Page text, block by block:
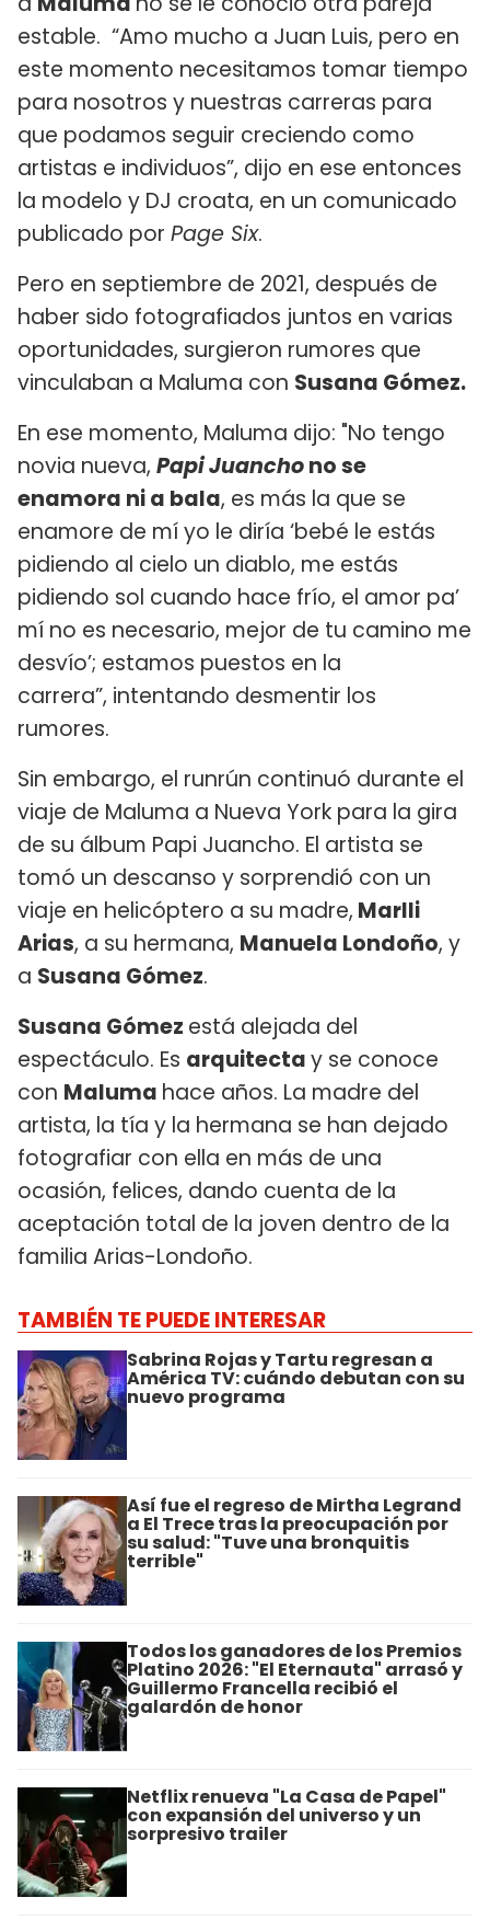
estable. “Amo mucho a Juan Luis, pero en
este momento necesitamos tomar tiempo
para nosotros y nuestras carreras para
que podamos seguir creciendo como
artistas e individuos”, dijo en ese entonces
la modelo y DJ croata, en un comunicado
publicado por Page Six.
Pero en septiembre de 2021, después de
haber sido fotografiados juntos en varias
oportunidades, surgieron rumores que
vinculaban a Maluma con Susana Gómez.
En ese momento, Maluma dijo: "No tengo
novia nueva, Papi Juanchono se
enamora ni a bala, es más la que se
enamore de mí yo le diría ‘bebé le estás
pidiendo al cielo un diablo, me estás
pidiendo sol cuando hace frío, el amor pa’
mí no es necesario, mejor de tu camino me
desvío’; estamos puestos en la
carrera”, intentando desmentir los
rumores.
Sin embargo, el runrún continuó durante el
viaje de Maluma a Nueva York para la gira
de su álbum Papi Juancho. El artista se
tomó un descanso y sorprendió con un
viaje en helicóptero a su madre, Marlli
Arias, a su hermana, Manuela Londoño, y
a Susana Gómez.
Susana Gómez está alejada del
espectáculo. Es arquitectay se conoce
con Maluma hace años. La madre del
artista, la tía y la hermana se han dejado
fotografiar con ella en más de una
ocasión, felices, dando cuenta de la
aceptación total de la joven dentro de la
familia Arias-Londoño.
TAMBIÉN TE PUEDE INTERESAR
Sabrina Rojas y Tartu regresan a
América TV: cuándo debutan con su
nuevo programa
Así fue el regreso de Mirtha Legrand
a El Trece tras la preocupación por
su salud: "Tuve una bronquitis
terrible"
Todos los ganadores de los Premios
Platino 2026: "El Eternauta" arrasó y
Guillermo Francella recibió el
galardón de honor
Netflix renueva "La Casa de Papel"
con expansión del universo y un
sorpresivo trailer